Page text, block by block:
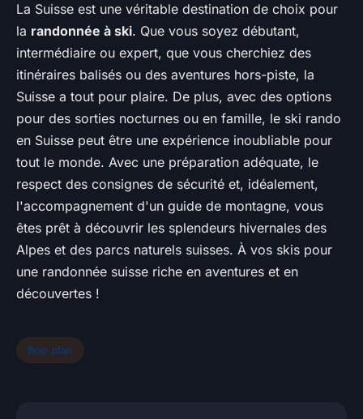
La Suisse est une véritable destination de choix pour
la randonnée à ski. Que vous soyez débutant,
intermédiaire ou expert, que vous cherchiez des
itinéraires balisés ou des aventures hors-piste, la
Suisse a tout pour plaire. De plus, avec des options
pour des sorties nocturnes ou en famille, le ski rando
en Suisse peut être une expérience inoubliable pour
tout le monde. Avec une préparation adéquate, le
respect des consignes de sécurité et, idéalement,
l'accompagnement d'un guide de montagne, vous
êtes prêt à découvrir les splendeurs hivernales des
Alpes et des parcs naturels suisses. À vos skis pour
une randonnée suisse riche en aventures et en
découvertes !
Bon plan